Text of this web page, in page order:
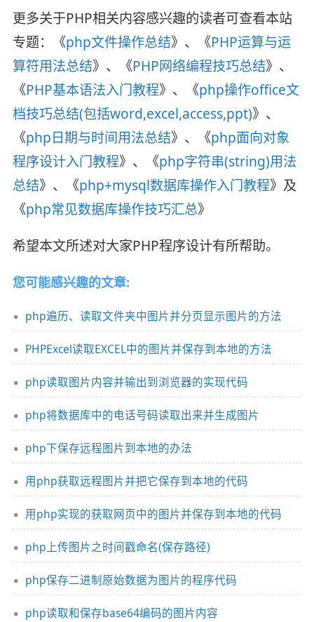
更多关于PHP相关内容感兴趣的读者可查看本站
专题：《php文件操作总结》、《PHP运算与运
算符用法总结》、《PHP网络编程技巧总结》、
《PHP基本语法入门教程》、《php操作office文
档技巧总结(包括word,excel,access,ppt)》、
《php日期与时间用法总结》、《php面向对象
程序设计入门教程》、《php字符串(string)用法
总结》、《php+mysql数据库操作入门教程》及
《php常见数据库操作技巧汇总》
希望本文所述对大家PHP程序设计有所帮助。
您可能感兴趣的文章:
php遍历、读取文件夹中图片并分页显示图片的方法
PHPExcel读取EXCEL中的图片并保存到本地的方法
php读取图片内容并输出到浏览器的实现代码
php将数据库中的电话号码读取出来并生成图片
php下保存远程图片到本地的办法
用php获取远程图片并把它保存到本地的代码
用php实现的获取网页中的图片并保存到本地的代码
php上传图片之时间戳命名(保存路径)
php保存二进制原始数据为图片的程序代码
php读取和保存base64编码的图片内容